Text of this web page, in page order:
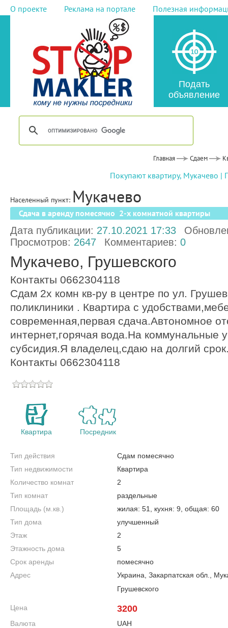
О проекте Реклама на портале Полезная
Подать
объявление
Главная Сдаем
Покупают квартиру, Мукачево |
Населенный пункт: Мукачево
Сдача в аренду помесячно 2-х комнатной квартиры
Дата публикации: 27.10.2021 17:33
Просмотров: 2647 Комментариев: 0
Мукачево, Грушевского
Контакты 0662304118
Сдам 2х комн кв-ру в центре по ул.
поликлиники . Квартира с
современная,первая сдача.Автономное
интернет,горячая вода.На коммунальные
субсидия.Я владелец,сдаю на долгий
Контакты 0662304118
Квартира Посредник
Тип действия
Сдам помесячно
Тип недвижимости
Квартира
Количество комнат
2
Тип комнат
раздельные
Площадь (м.кв.)
жилая: 51, кухня: 9, общая: 60
Тип дома
улучшенный
Этаж
2
Этажность дома
5
Срок аренды
помесячно
Адрес
Украина, Закарпатская обл.,
Грушевского
Цена 3200
Валюта
UAH